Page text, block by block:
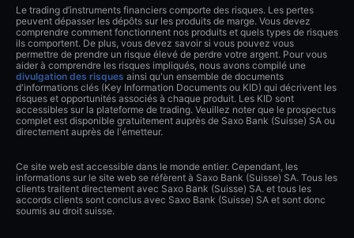
Le trading d’instruments financiers comporte des risques. Les pertes
peuvent dépasser les dépôts sur les produits de marge. Vous devez
comprendre comment fonctionnent nos produits et quels types de risques
ils comportent. De plus, vous devez savoir si vous pouvez vous
permettre de prendre un risque élevé de perdre votre argent. Pour vous
aider à comprendre les risques impliqués, nous avons compilé une
divulgation des risques ainsi qu'un ensemble de documents
d'informations clés (Key Information Documents ou KID) qui décrivent les
risques et opportunités associés à chaque produit. Les KID sont
accessibles sur la plateforme de trading. Veuillez noter que le prospectus
complet est disponible gratuitement auprès de Saxo Bank (Suisse) SA ou
directement auprès de l'émetteur.
Ce site web est accessible dans le monde entier. Cependant, les
informations sur le site web se réfèrent à Saxo Bank (Suisse) SA. Tous les
clients traitent directement avec Saxo Bank (Suisse) SA. et tous les
accords clients sont conclus avec Saxo Bank (Suisse) SA et sont donc
soumis au droit suisse.